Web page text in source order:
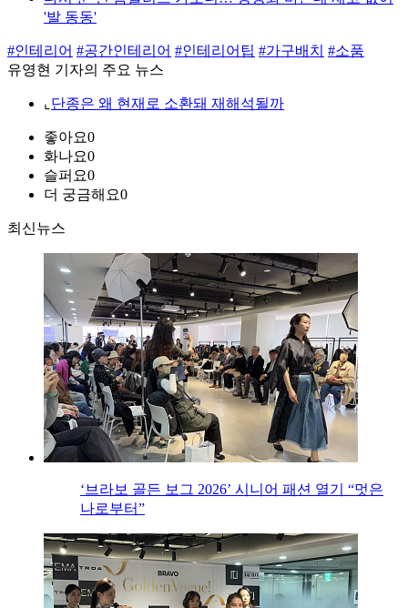
'발 동동'
#인테리어 #공간인테리어 #인테리어팁 #가구배치 #소품
유영현 기자의 주요 뉴스
⌞ 단종은 왜 현재로 소환돼 재해석될까
좋아요0
화나요0
슬퍼요0
더 궁금해요0
최신뉴스
‘브라보 골든 보그 2026’ 시니어 패션 열기 “멋은
나로부터”